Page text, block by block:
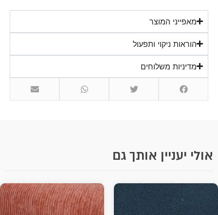
מאפייני המוצר
הוראות ניקוי ותפעול
מדיניות משלוחים
אולי יעניין אותך גם